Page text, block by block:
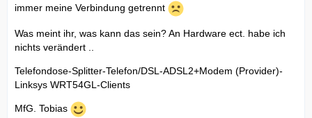
immer meine Verbindung getrennt
Was meint ihr, was kann das sein? An Hardware ect. habe ich
nichts verändert ..
Telefondose-Splitter-Telefon/DSL-ADSL2+Modem (Provider)-
Linksys WRT54GL-Clients
MfG. Tobias